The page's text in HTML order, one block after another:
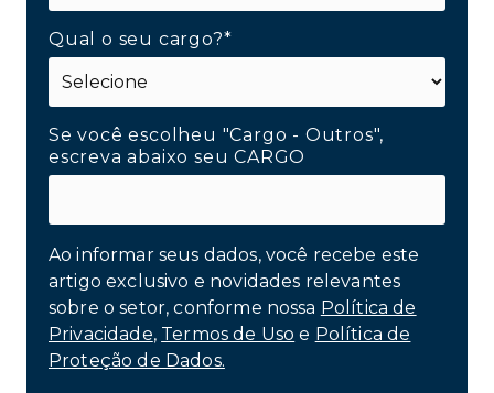
Qual o seu cargo?*
Se você escolheu "Cargo - Outros",
escreva abaixo seu CARGO
Ao informar seus dados, você recebe este
artigo exclusivo e novidades relevantes
sobre o setor, conforme nossa Política de
Privacidade, Termos de Uso e Política de
Proteção de Dados.